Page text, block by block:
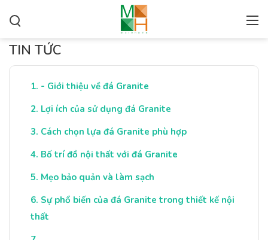
TIN TỨC
- Giới thiệu về đá Granite
Lợi ích của sử dụng đá Granite
Cách chọn lựa đá Granite phù hợp
Bố trí đồ nội thất với đá Granite
Mẹo bảo quản và làm sạch
Sự phổ biến của đá Granite trong thiết kế nội
thất